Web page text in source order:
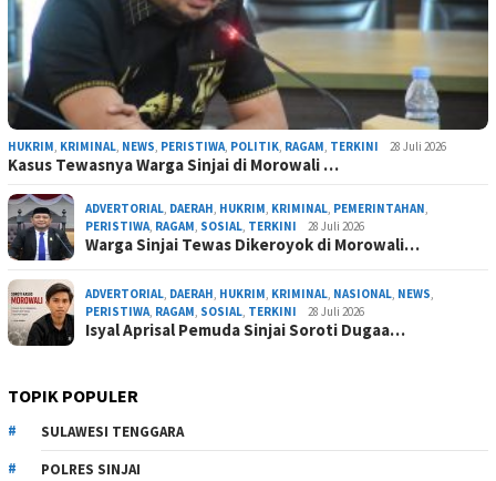
HUKRIM, KRIMINAL, NEWS, PERISTIWA, POLITIK, RAGAM, TERKINI 28 Juli 2026
Kasus Tewasnya Warga Sinjai di Morowali …
ADVERTORIAL, DAERAH, HUKRIM, KRIMINAL, PEMERINTAHAN,
PERISTIWA, RAGAM, SOSIAL, TERKINI 28 Juli 2026
Warga Sinjai Tewas Dikeroyok di Morowali…
ADVERTORIAL, DAERAH, HUKRIM, KRIMINAL, NASIONAL, NEWS,
PERISTIWA, RAGAM, SOSIAL, TERKINI 28 Juli 2026
Isyal Aprisal Pemuda Sinjai Soroti Dugaa…
TOPIK POPULER
SULAWESI TENGGARA
POLRES SINJAI